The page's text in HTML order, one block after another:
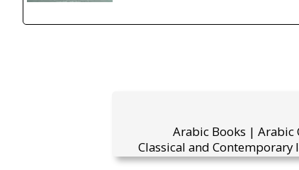
Arabic Books | Arabic
Classical and